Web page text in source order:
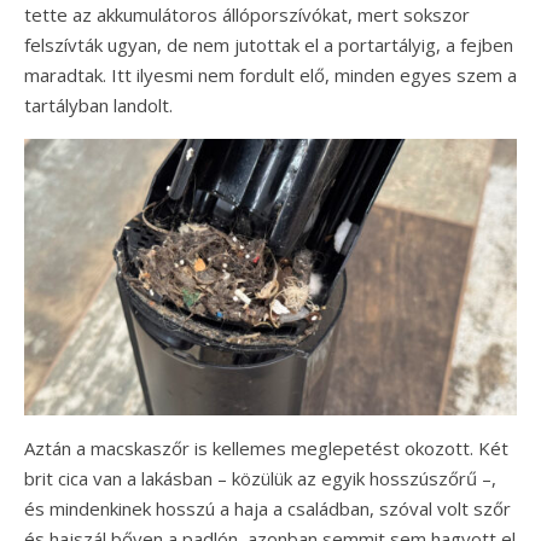
tette az akkumulátoros állóporszívókat, mert sokszor
felszívták ugyan, de nem jutottak el a portartályig, a fejben
maradtak. Itt ilyesmi nem fordult elő, minden egyes szem a
tartályban landolt.
Aztán a macskaszőr is kellemes meglepetést okozott. Két
brit cica van a lakásban – közülük az egyik hosszúszőrű –,
és mindenkinek hosszú a haja a családban, szóval volt szőr